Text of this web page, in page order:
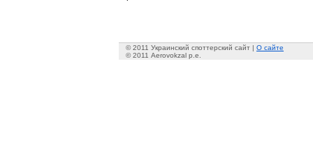
© 2011 Украинский споттерский сайт | О сайте
© 2011 Aerovokzal p.e.